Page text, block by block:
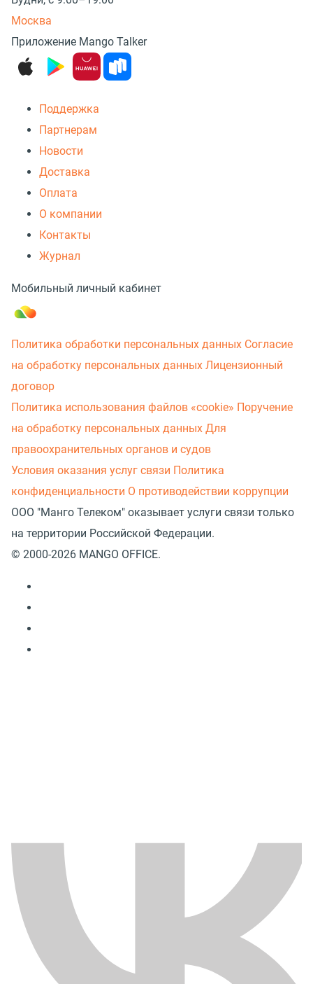
Москва
Приложение Mango Talker
Поддержка
Партнерам
Новости
Доставка
Оплата
О компании
Контакты
Журнал
Мобильный личный кабинет
Политика обработки персональных данных Согласие
на обработку персональных данных Лицензионный
договор
Политика использования файлов «cookie» Поручение
на обработку персональных данных Для
правоохранительных органов и судов
Условия оказания услуг связи Политика
конфиденциальности О противодействии коррупции
ООО "Манго Телеком" оказывает услуги связи только
на территории Российской Федерации.
© 2000-2026 MANGO OFFICE.